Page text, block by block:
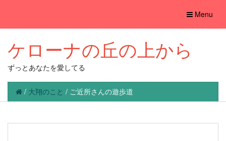
Toggle
Menu
ケローナの丘の上から
ずっとあなたを愛してる
/ 大翔のこと / ご近所さんの遊歩道